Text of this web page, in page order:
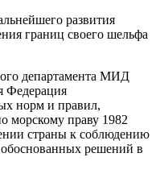
развития
границ своего шельфа
департамента МИД
Федерация
норм и правил,
морскому праву 1982
страны к соблюдению
решений в